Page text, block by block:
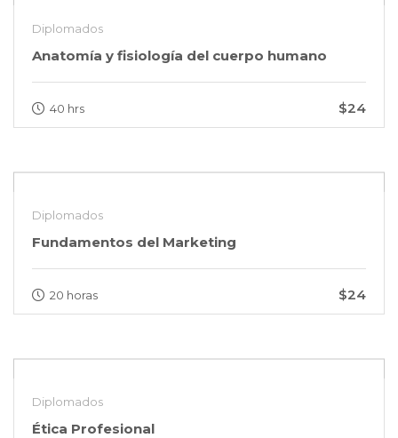
Diplomados
Anatomía y fisiología del cuerpo humano
40 hrs $24
Diplomados
Fundamentos del Marketing
20 horas $24
Diplomados
Ética Profesional